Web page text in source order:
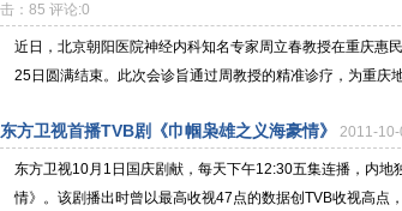
击：85 评论:0
近日，北京朝阳医院神经内科知名专家周立春教授在重庆惠
25日圆满结束。此次会诊旨通过周教授的精准诊疗，为重庆
东方卫视首播TVB剧《巾帼枭雄之义海豪情》 2011-10-
东方卫视10月1日国庆剧献，每天下午12:30五集连播，内
情》。该剧播出时曾以最高收视47点的数据创TVB收视高点